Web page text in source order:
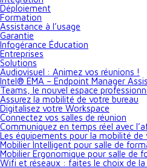
Déploiement
Formation
Assistance à l’usage
Garantie
Infogérance Éducation
Entreprises
Solutions
Audiovisuel : Animez vos réunions !
Intel® EMA – Endpoint Manager
Teams, le nouvel espace
Assurez la mobilité de votre bureau
Digitalisez votre Workspace
Connectez vos salles de réunion
Communiquez en temps réel avec
Les équipements pour la mobilité
Mobilier Intelligent pour salle de
Mobilier Ergonomique pour salle de
Wifi et réseaux : faites le choix de la